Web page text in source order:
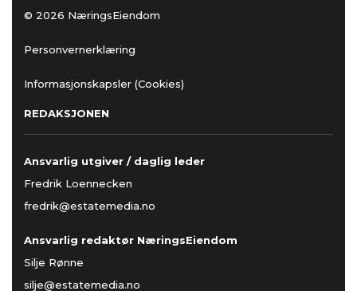
© 2026 NæringsEiendom
Personvernerklæring
Informasjonskapsler (Cookies)
REDAKSJONEN
Ansvarlig utgiver / daglig leder
Fredrik Loennecken
fredrik@estatemedia.no
Ansvarlig redaktør NæringsEiendom
Silje Rønne
silje@estatemedia.no